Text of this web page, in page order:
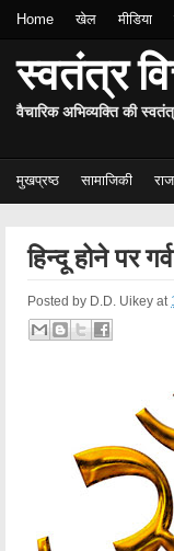
Home खेल मीडिया
स्वतंत्र
वैचारिक अभिव्यक्ति की
मुखप्रष्ठ सामाजिकी
हिन्दू होने पर
Posted by D.D. Uikey at